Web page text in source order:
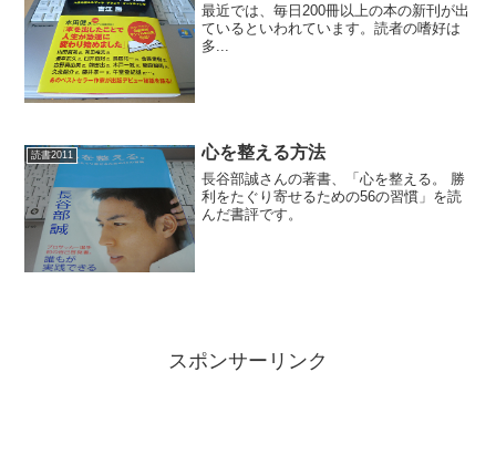
最近では、毎日200冊以上の本の新刊が出
ているといわれています。読者の嗜好は
多...
読書2011 心を整える方法
長谷部誠さんの著書、「心を整える。 勝
利をたぐり寄せるための56の習慣」を読
んだ書評です。
スポンサーリンク